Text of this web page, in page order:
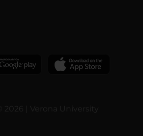
© 2026 | Verona University